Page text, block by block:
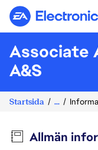
Associate
A&S
Startsida ...
Allmän